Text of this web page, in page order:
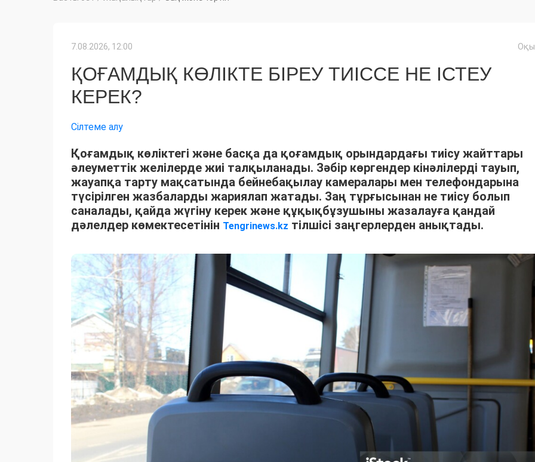
7.08.2026, 12:00
ҚОҒАМДЫҚ КӨЛІКТЕ БІРЕУ ТИІССЕ НЕ ІСТЕУ
КЕРЕК?
Сілтеме алу
Қоғамдық көліктегі және басқа да қоғамдық орындардағы тиісу жайттары
әлеуметтік желілерде жиі талқыланады. Зәбір көргендер кінәлілерді тауып,
жауапқа тарту мақсатында бейнебақылау камералары мен телефондарына
түсірілген жазбаларды жариялап жатады. Заң тұрғысынан не тиісу болып
саналады, қайда жүгіну керек және құқықбұзушыны жазалауға қандай
дәлелдер көмектесетінін Tengrinews.kz тілшісі заңгерлерден анықтады.